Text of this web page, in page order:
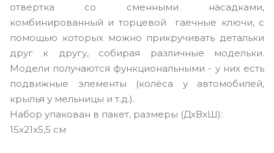
отвертка со сменными насадками,
комбинированный и торцевой гаечные ключи, с
помощью которых можно прикручивать детальки
друг к другу, собирая различные модельки.
Модели получаются функциональными - у них есть
подвижные элементы (колёса у автомобилей,
крылья у мельницы и т.д.).
Набор упакован в пакет, размеры (ДxВxШ):
15x21x5,5 см